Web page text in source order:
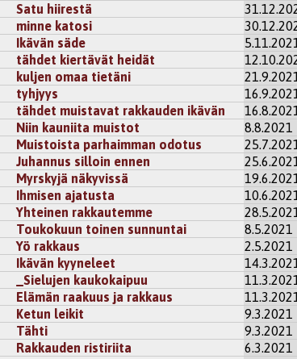
Satu hiirestä
minne katosi
Ikävän säde
tähdet kiertävät heidät
kuljen omaa tietäni
tyhjyys
tähdet muistavat rakkauden ikävän
Niin kauniita muistot 8.8.2021
Muistoista parhaimman odotus
Juhannus silloin ennen
Myrskyjä näkyvissä
Ihmisen ajatusta
Yhteinen rakkautemme
Toukokuun toinen sunnuntai 8.5.2021
Yö rakkaus 2.5.2021
Ikävän kyyneleet
_Sielujen kaukokaipuu
Elämän raakuus ja rakkaus
Ketun leikit 9.3.2021
Tähti 9.3.2021
Rakkauden ristiriita 6.3.2021